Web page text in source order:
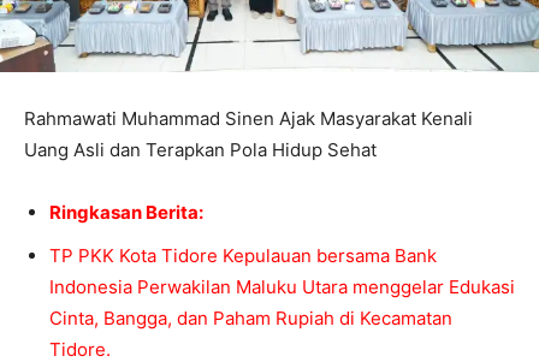
Rahmawati Muhammad Sinen Ajak Masyarakat Kenali
Uang Asli dan Terapkan Pola Hidup Sehat
Ringkasan Berita:
TP PKK Kota Tidore Kepulauan bersama Bank
Indonesia Perwakilan Maluku Utara menggelar Edukasi
Cinta, Bangga, dan Paham Rupiah di Kecamatan
Tidore.